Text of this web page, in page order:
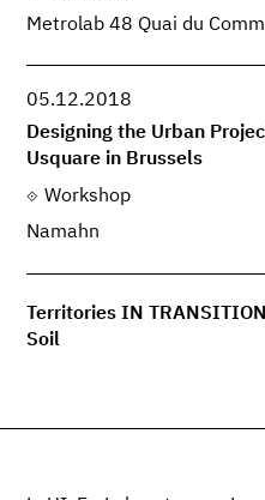
Metrolab 48 Quai du
05.12.2018
Designing the Urban
Usquare in Brussels
Workshop
Namahn
Territories IN
Soil